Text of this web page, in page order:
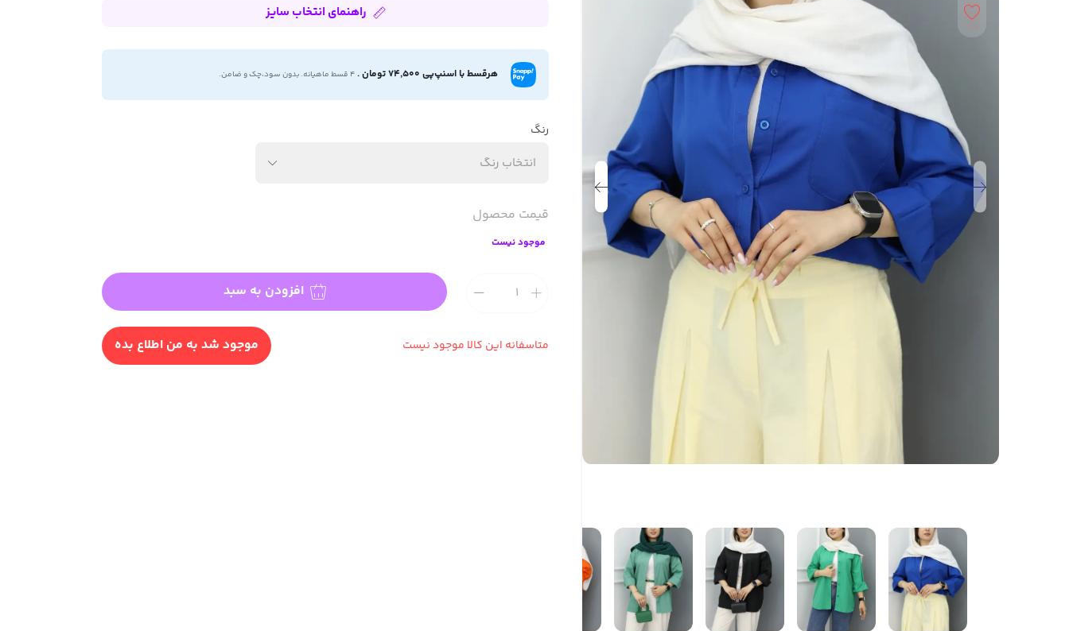
راهنمای انتخاب سایز
هرقسط با اسنپ‌پی 74,500 تومان . ۴ قسط ماهیانه. بدون سود،چک و ضامن.
رنگ
انتخاب رنگ
قیمت محصول
موجود نیست
افزودن به سبد
متاسفانه این کالا موجود نیست موجود شد به من اطلاع بده